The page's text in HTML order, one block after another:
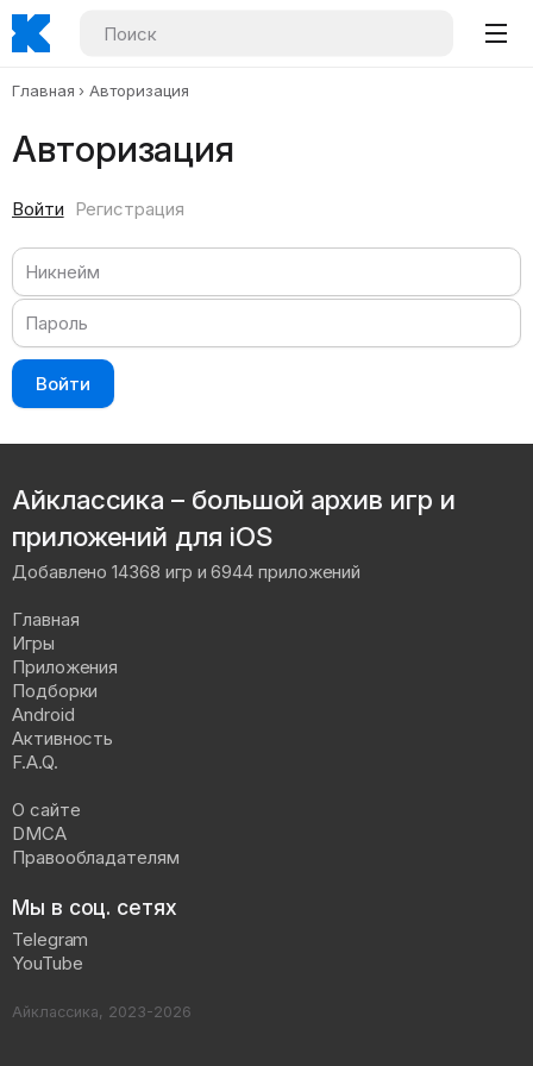
Главная Авторизация
Авторизация
Войти Регистрация
Войти
Айклассика – большой архив игр и
приложений для iOS
Добавлено 14368 игр и 6944 приложений
Главная
Игры
Приложения
Подборки
Android
Активность
F.A.Q.
О сайте
DMCA
Правообладателям
Мы в соц. сетях
Telegram
YouTube
Айклассика, 2023-2026